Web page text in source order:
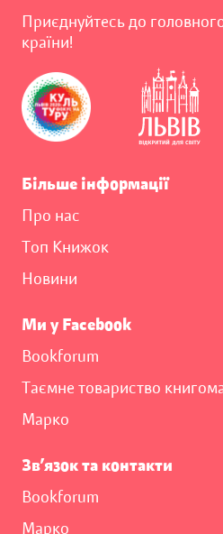
Приєднуйтесь до
країни!
Більше інформації
Про нас
Топ Книжок
Новини
Ми у Facebook
Bookforum
Таємне товариство
Марко
Зв’язок та контакти
Bookforum
Марко